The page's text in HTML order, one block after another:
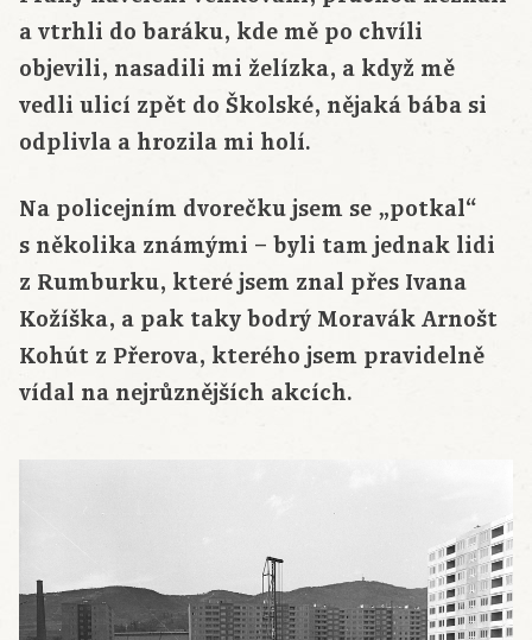
a vtrhli do baráku, kde mě po chvíli
objevili, nasadili mi želízka, a když mě
vedli ulicí zpět do Školské, nějaká bába si
odplivla a hrozila mi holí.
Na policejním dvorečku jsem se „potkal“
s několika známými – byli tam jednak lidi
z Rumburku, které jsem znal přes Ivana
Kožíška, a pak taky bodrý Moravák Arnošt
Kohút z Přerova, kterého jsem pravidelně
vídal na nejrůznějších akcích.